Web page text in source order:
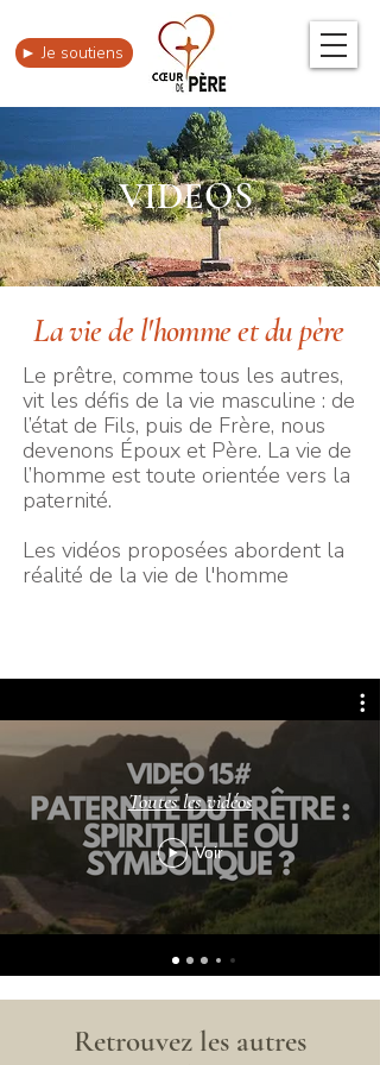
► Je soutiens
VIDEOS
La vie de l'homme et du père
Le prêtre, comme tous les autres,
vit les défis de la vie masculine : de
l’état de Fils, puis de Frère, nous
devenons Époux et Père. La vie de
l’homme est toute orientée vers la
paternité.
Les vidéos proposées abordent la
réalité de la vie de l'homme
Toutes les vidéos
Voir
Retrouvez les autres